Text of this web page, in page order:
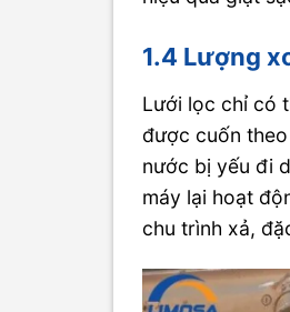
1.4 Lượng
Lưới lọc chỉ có
được cuốn
nước bị yếu đi
máy lại hoạt
chu trình xả,